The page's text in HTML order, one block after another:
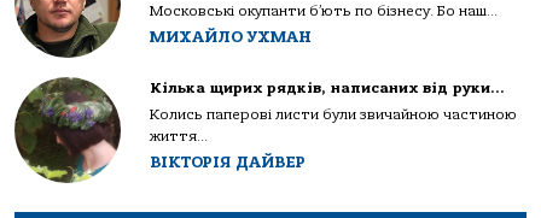
Московські окупанти б’ють по бізнесу. Бо наш...
МИХАЙЛО УХМАН
Кілька щирих рядків, написаних від руки…
Колись паперові листи були звичайною частиною
життя...
ВІКТОРІЯ ДАЙВЕР